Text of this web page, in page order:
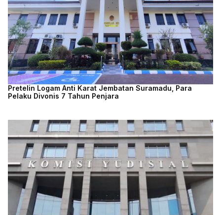
Pretelin Logam Anti Karat Jembatan Suramadu, Para
Pelaku Divonis 7 Tahun Penjara